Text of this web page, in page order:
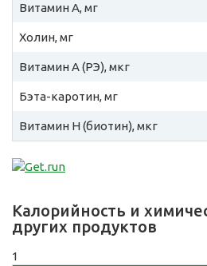
Витамин A, мг
Холин, мг
Витамин A (РЭ), мкг
Бэта-каротин, мг
Витамин H (биотин), мкг
Калорийность и
других продуктов
1